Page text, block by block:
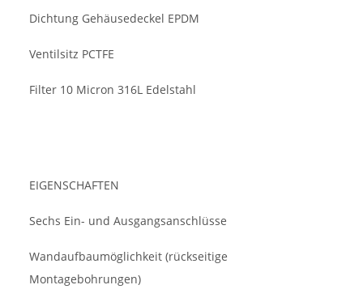
Dichtung Gehäusedeckel EPDM
Ventilsitz PCTFE
Filter 10 Micron 316L Edelstahl
EIGENSCHAFTEN
Sechs Ein- und Ausgangsanschlüsse
Wandaufbaumöglichkeit (rückseitige
Montagebohrungen)